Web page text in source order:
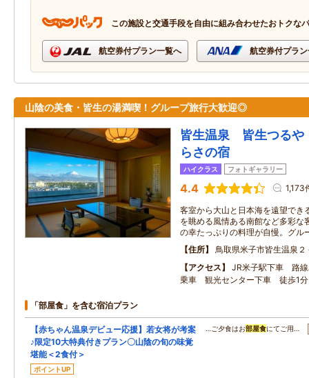
この施設と交通手段を自由に組み合わせたおトクな
航空券付プラン一覧へ 航空券付プラ
山陰の美食・皆生の湯満喫！グループ旅行大歓迎◎
皆生温泉 皆生つる
らさの宿
ハイクラス フォトギャラリー
4.4 1,173
客室から大山と日本海を遠望でき
を眺める風情ある南館など多彩な
の幸たっぷりの料理が自慢。グル
住所
鳥取県米子市皆生温泉２
アクセス
JR米子駅下車 路線
乗車 観光センター下車 徒歩1分
「部屋食」を含む宿泊プラン
【赤ちゃん温泉デビュー応援】若女将が考案
♪限定10大特典付きプラン〇山陰の旬の味覚
堪能＜2食付＞
ポイントUP
…ご夕食はお部屋食にてご用…